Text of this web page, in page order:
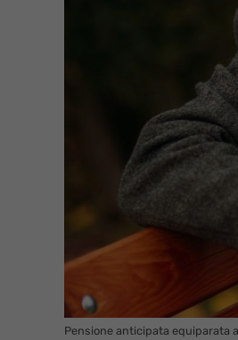
Pensione anticipata equiparata